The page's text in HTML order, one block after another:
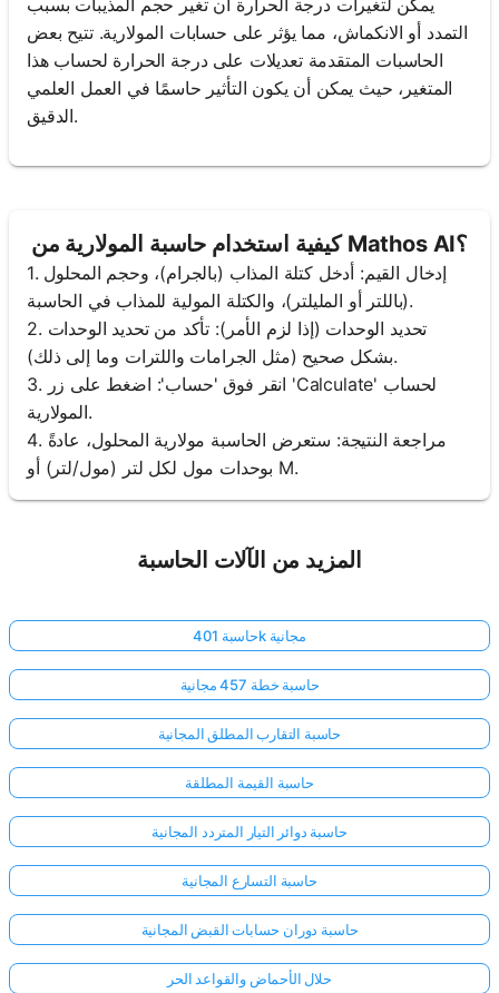
التمدد أو الانكماش، مما يؤثر على حسابات المولارية. تتيح بعض
الحاسبات المتقدمة تعديلات على درجة الحرارة لحساب هذا
المتغير، حيث يمكن أن يكون التأثير حاسمًا في العمل العلمي
الدقيق.
كيفية استخدام حاسبة المولارية من Mathos AI؟
1. إدخال القيم: أدخل كتلة المذاب (بالجرام)، وحجم المحلول
(باللتر أو المليلتر)، والكتلة المولية للمذاب في الحاسبة.
2. تحديد الوحدات (إذا لزم الأمر): تأكد من تحديد الوحدات
بشكل صحيح (مثل الجرامات واللترات وما إلى ذلك).
3. انقر فوق 'حساب': اضغط على زر 'Calculate' لحساب
المولارية.
4. مراجعة النتيجة: ستعرض الحاسبة مولارية المحلول، عادةً
بوحدات مول لكل لتر (مول/لتر) أو M.
المزيد من الآلات الحاسبة
حاسبة 401k مجانية
حاسبة خطة 457 مجانية
حاسبة التقارب المطلق المجانية
حاسبة القيمة المطلقة
حاسبة دوائر التيار المتردد المجانية
حاسبة التسارع المجانية
حاسبة دوران حسابات القبض المجانية
حلال الأحماض والقواعد الحر